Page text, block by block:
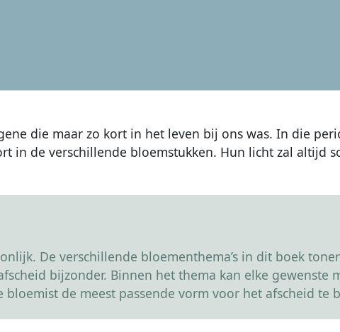
die maar zo kort in het leven bij ons was. In die
in de verschillende bloemstukken. Hun licht zal altijd
De verschillende bloementhema’s in dit boek
bijzonder. Binnen het thema kan elke gewenste
de meest passende vorm voor het afscheid te